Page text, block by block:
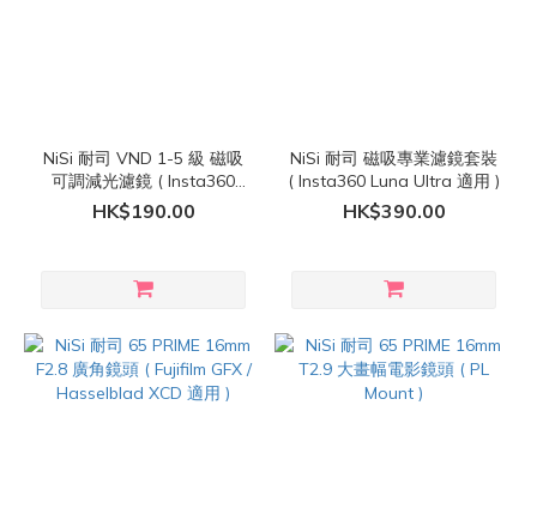
NiSi 耐司 VND 1-5 級 磁吸
可調減光濾鏡 ( Insta360
Luna Ultra 適用 )
HK$190.00
NiSi 耐司 磁吸專業濾鏡套裝
( Insta360 Luna Ultra 適用 )
HK$390.00